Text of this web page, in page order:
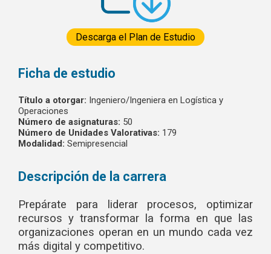
Descarga el Plan de Estudio
Ficha de estudio
Título a otorgar: Ingeniero/Ingeniera en Logística y
Operaciones
Número de asignaturas: 50
Número de Unidades Valorativas: 179
Modalidad: Semipresencial
Descripción de la carrera
Prepárate para liderar procesos, optimizar
recursos y transformar la forma en que las
organizaciones operan en un mundo cada vez
más digital y competitivo.